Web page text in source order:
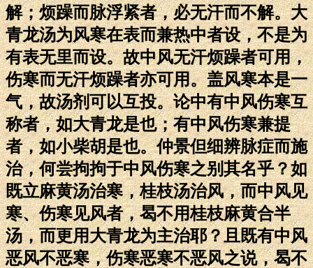
解；烦躁而脉浮紧者，必无汗而不解。大
青龙汤为风寒在表而兼热中者设，不是为
有表无里而设。故中风无汗烦躁者可用，
伤寒而无汗烦躁者亦可用。盖风寒本是一
气，故汤剂可以互投。论中有中风伤寒互
称者，如大青龙是也；有中风伤寒兼提
者，如小柴胡是也。仲景但细辨脉症而施
治，何尝拘拘于中风伤寒之别其名乎？如
既立麻黄汤治寒，桂枝汤治风，而中风见
寒、伤寒见风者，曷不用桂枝麻黄合半
汤，而更用大青龙为主治耶？且既有中风
恶风不恶寒，伤寒恶寒不恶风之说，曷不